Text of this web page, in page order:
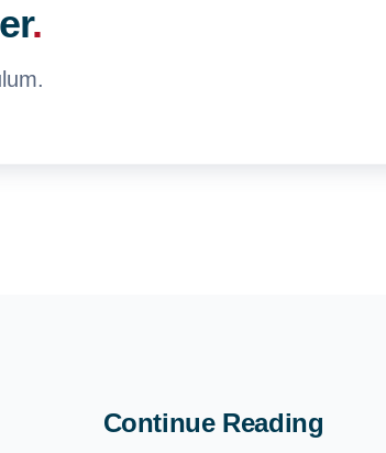
.
Continue Reading